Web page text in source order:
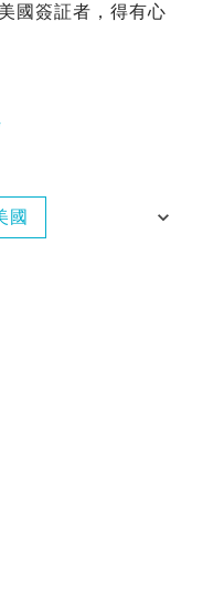
國簽証者，得有心
國